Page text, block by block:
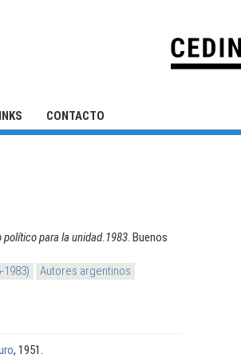
CONTACTO
para la unidad.1983 . Buenos
Autores argentinos
, 1951.